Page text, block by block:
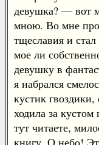
девушка? — вот
мною. Во мне
тщеславия и
мое ли
девушку в
я набрался
кустик
ходила за
тут читаете,
книгу. О небо!